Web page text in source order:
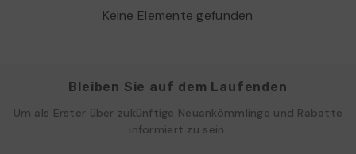
Keine Elemente gefunden
Bleiben Sie auf dem Laufenden
Um als Erster über zukünftige Neuankömmlinge und Rabatte
informiert zu sein.